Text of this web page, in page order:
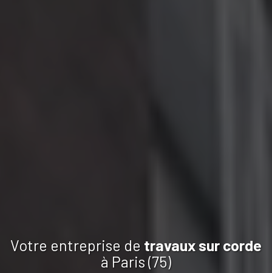
Votre entreprise de travaux sur corde
à Paris (75)